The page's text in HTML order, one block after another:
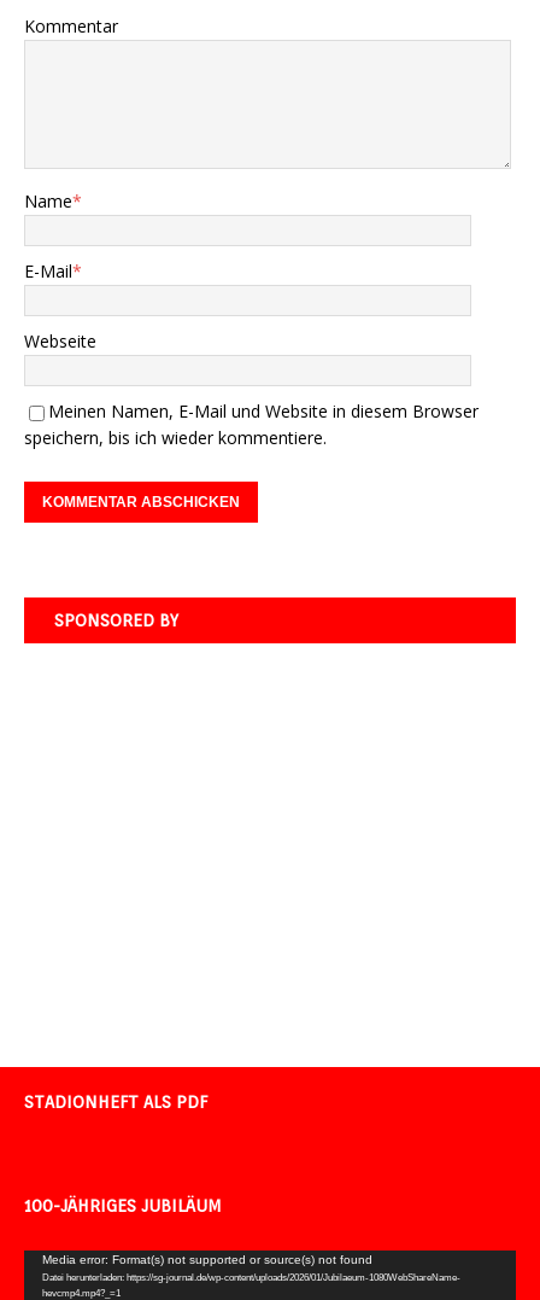
Kommentar
Name*
E-Mail*
Webseite
Meinen Namen, E-Mail und Website in diesem Browser
speichern, bis ich wieder kommentiere.
SPONSORED BY
STADIONHEFT ALS PDF
100-JÄHRIGES JUBILÄUM
Video-
Player
Media error: Format(s) not supported or source(s) not found
Datei herunterladen: https://sg-journal.de/wp-content/uploads/2026/01/Jubilaeum-1080WebShareName-
hevcmp4.mp4?_=1